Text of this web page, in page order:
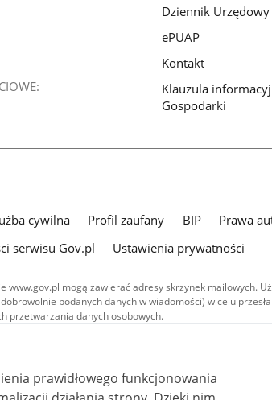
Dziennik
ePUAP
Kontakt
Klauzula
Gospodarki
cywilna Profil zaufany BIP Prawa
serwisu Gov.pl
Ustawienia prywatności
www.gov.pl mogą zawierać adresy skrzynek mailowych.
podanych danych w wiadomości) w celu
przetwarzania danych osobowych.
publikowane w serwisie (z wyłączeniem treści
na licencji typu Creative Commons: uznanie autorstwa - na
(CC BY-SA 4.0). Materiały audiowizualne, w tym zdjęcia,
na licencji typu Creative Commons: uznanie autorstwa
4.0 (CC BY-NC-ND 4.0), o ile nie jest to
prawidłowego funkcjonowania